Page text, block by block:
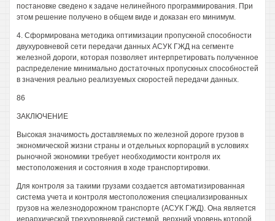
постановке сведено к задаче нелинейного программирования. При
этом решение получено в общем виде и доказан его минимум.
4. Сформирована методика оптимизации пропускной способности
двухуровневой сети передачи данных АСУК ГЖД на сегменте
железной дороги, которая позволяет интерпретировать полученное
распределение минимально достаточных пропускных способностей
в значения реально реализуемых скоростей передачи данных.
86
ЗАКЛЮЧЕНИЕ
Высокая значимость доставляемых по железной дороге грузов в
экономической жизни страны и отдельных корпораций в условиях
рыночной экономики требует необходимости контроля их
местоположения и состояния в ходе транспортировки.
Для контроля за такими грузами создается автоматизированная
система учета и контроля местоположения специализированных
грузов на железнодорожном транспорте (АСУК ГЖД). Она является
иерархической трехуровневой системой, верхний уровень которой